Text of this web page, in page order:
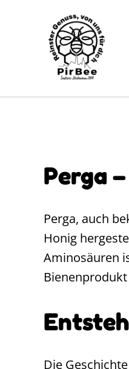
Perga
Perga, auch
Honig
Aminosäuren
Die